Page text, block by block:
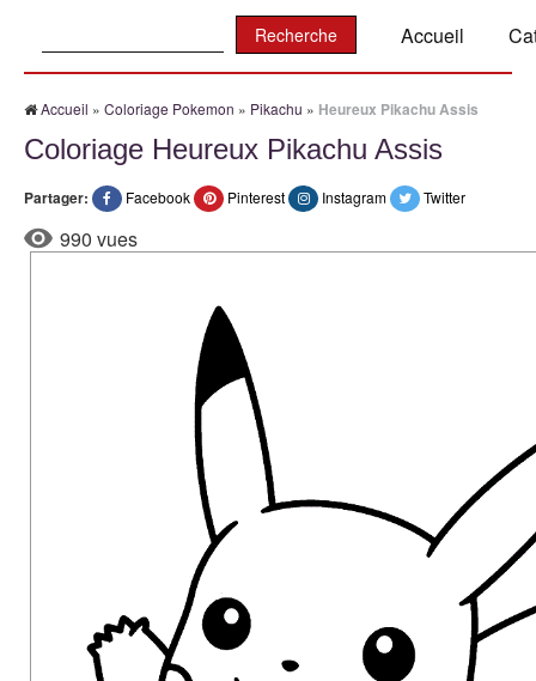
Accueil
Accueil » Coloriage Pokemon » Pikachu » Heureux Pikachu Assis
Coloriage Heureux Pikachu Assis
Partager: Facebook Pinterest Instagram Twitter
990 vues